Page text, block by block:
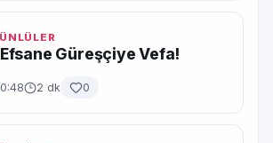
Güreşçiye Vefa!
2 dk 0